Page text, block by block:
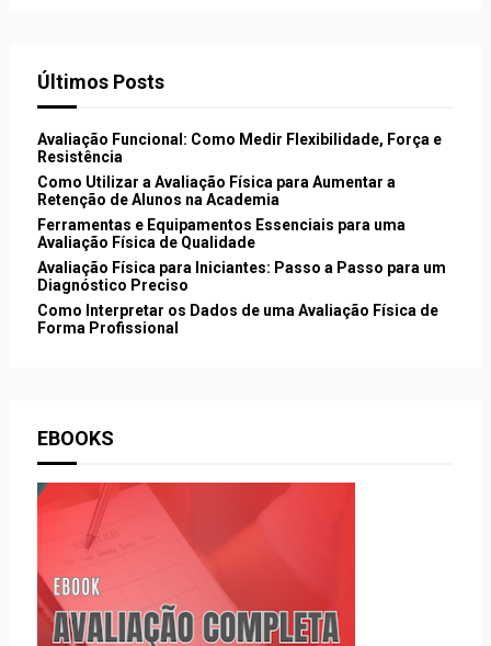
Últimos Posts
Avaliação Funcional: Como Medir Flexibilidade, Força e
Resistência
Como Utilizar a Avaliação Física para Aumentar a
Retenção de Alunos na Academia
Ferramentas e Equipamentos Essenciais para uma
Avaliação Física de Qualidade
Avaliação Física para Iniciantes: Passo a Passo para um
Diagnóstico Preciso
Como Interpretar os Dados de uma Avaliação Física de
Forma Profissional
EBOOKS